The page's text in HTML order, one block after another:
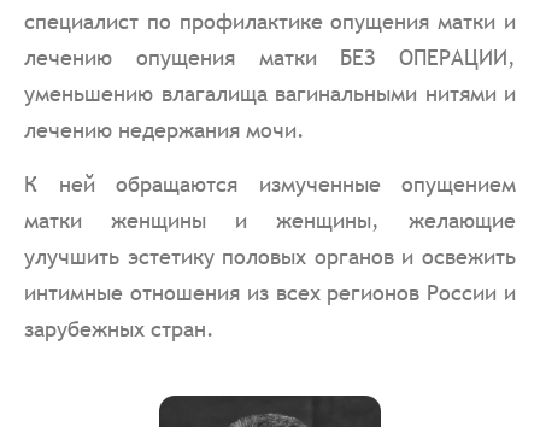
специалист по профилактике опущения матки и
лечению опущения матки БЕЗ ОПЕРАЦИИ,
уменьшению влагалища вагинальными нитями и
лечению недержания мочи.
К ней обращаются измученные опущением
матки женщины и женщины, желающие
улучшить эстетику половых органов и освежить
интимные отношения из всех регионов России и
зарубежных стран.